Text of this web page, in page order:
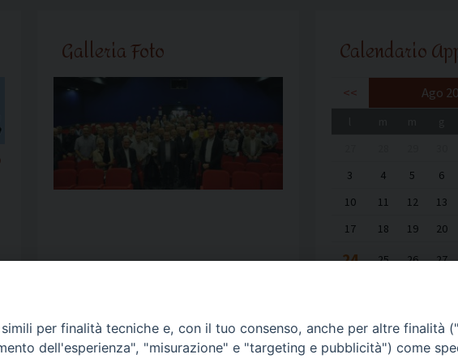
Galleria Foto Calendario
<< Ago
3
4 5 6
10
11 12 13
17
18 19 20
24 25 26 27
per finalità tecniche e, con il tuo consenso, anche per altre finalità
dell'esperienza", "misurazione" e "targeting e pubblicità") come